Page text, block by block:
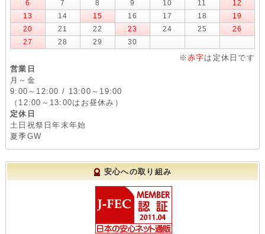
6 7 8 9 10 11
12
13
14 15 16 17 18
19
20
21 22 23 24 25
26
27
28 29 30
※ 赤字は定休日です
営業日
月～金
9:00～12:00 / 13:00～19:00
（12:00～13:00はお昼休み）
定休日
土日祝祭日年末年始
夏季GW
安心への取り組み